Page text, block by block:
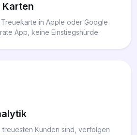
in Apple oder Google
App, keine Einstiegshürde.
treuesten Kunden sind, verfolgen